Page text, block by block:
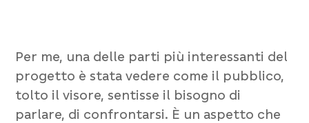
Per me, una delle parti più interessanti del
progetto è stata vedere come il pubblico,
tolto il visore, sentisse il bisogno di
parlare, di confrontarsi. È un aspetto che